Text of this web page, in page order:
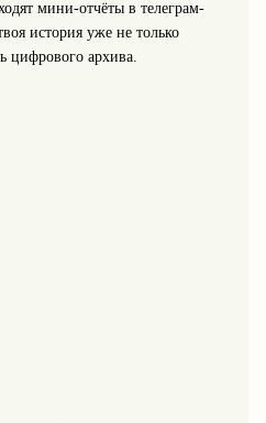
мини-отчёты в телеграм-
история уже не только
цифрового архива.